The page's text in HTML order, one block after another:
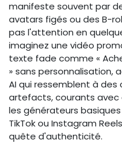
manifeste souvent par
avatars figés ou des B-
pas l'attention en
imaginez une vidéo
texte fade comme «
» sans personnalisation,
AI qui ressemblent à
artefacts, courants avec
les générateurs
TikTok ou Instagram
quête d'authenticité.